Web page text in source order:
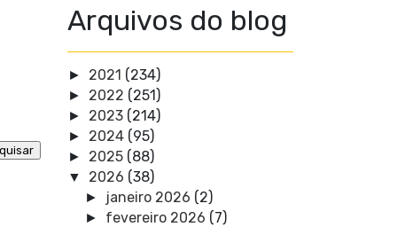
Arquivos do blog
► 2021 (234)
► 2022 (251)
► 2023 (214)
► 2024 (95)
► 2025 (88)
▼ 2026 (38)
► janeiro 2026 (2)
► fevereiro 2026 (7)